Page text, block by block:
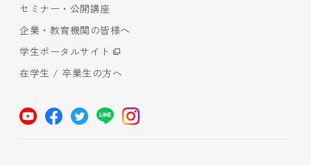
セミナー・公開講座
企業・教育機関の皆様へ
学生ポータルサイト
在学生 / 卒業生の方へ